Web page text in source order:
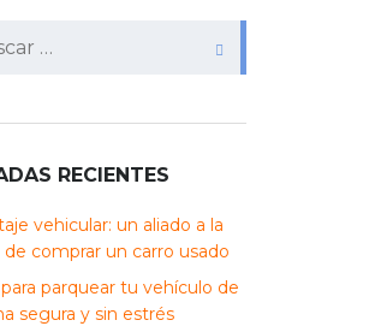
RECIENTES
vehicular: un aliado a la
de comprar un carro usado
parquear tu vehículo de
segura y sin estrés